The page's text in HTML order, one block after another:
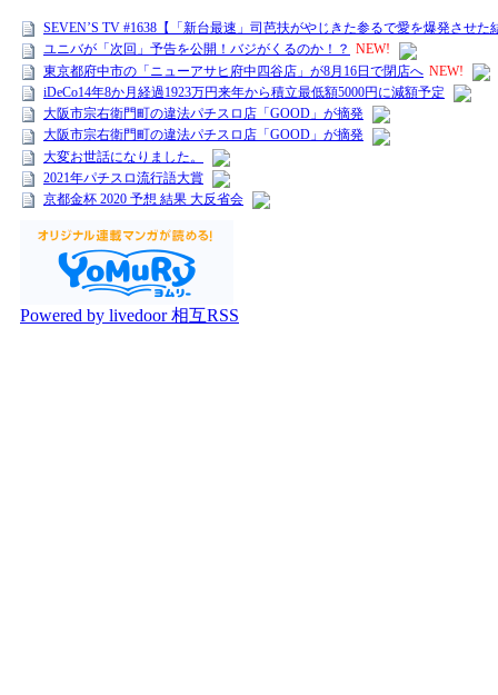
SEVEN’S TV #1638【「新台最速」司芭扶がやじきた参るで愛を爆発させた
ユニバが「次回」予告を公開！バジがくるのか！？ NEW!
東京都府中市の「ニューアサヒ府中四谷店」が8月16日で閉店へ NEW!
iDeCo14年8か月経過1923万円来年から積立最低額5000円に減額予定
大阪市宗右衛門町の違法パチスロ店「GOOD」が摘発
大阪市宗右衛門町の違法パチスロ店「GOOD」が摘発
大変お世話になりました。
2021年パチスロ流行語大賞
京都金杯 2020 予想 結果 大反省会
Powered by livedoor 相互RSS